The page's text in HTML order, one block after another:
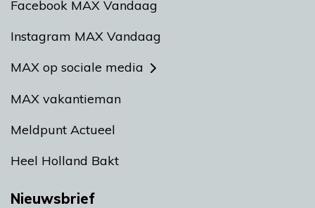
Facebook MAX Vandaag
Instagram MAX Vandaag
MAX op sociale media
MAX vakantieman
Meldpunt Actueel
Heel Holland Bakt
Nieuwsbrief